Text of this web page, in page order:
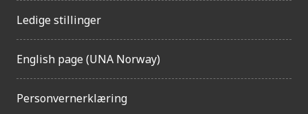
Ledige stillinger
English page (UNA Norway)
Personvernerklæring